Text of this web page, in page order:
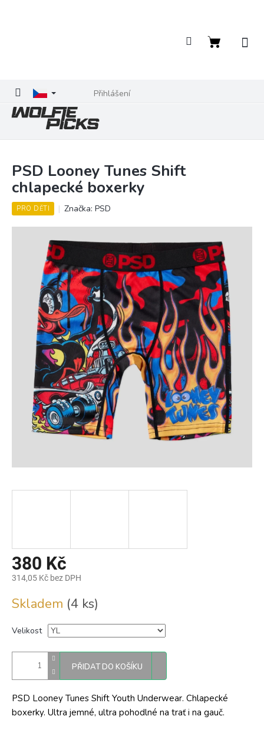
Přihlášení
Nákupní
PSD Looney Tunes Shift
chlapecké boxerky
PRO DĚTI Značka: PSD
380 Kč
314,05 Kč bez DPH
cena:
Skladem (4 ks)
Velikost
PŘIDAT DO KOŠÍKU
PSD Looney Tunes Shift Youth Underwear. Chlapecké
boxerky. Ultra jemné, ultra pohodlné na trať i na gauč.